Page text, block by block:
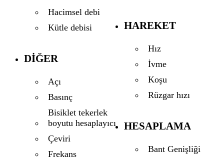
Hacimsel debi
Kütle debisi
DIĞER
Açı
Basınç
Bisiklet tekerlek
boyutu hesaplayıcı
Çeviri
Frekans
HAREKET
Hız
İvme
Koşu
Rüzgar hızı
HESAPLAMA
Bant Genişliği